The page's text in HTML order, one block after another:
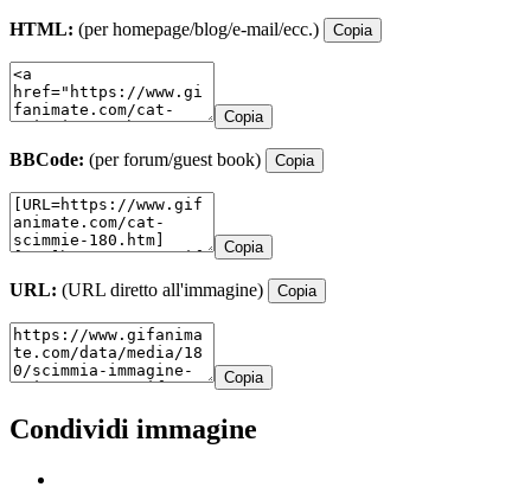
HTML: (per homepage/blog/e-mail/ecc.) Copia
Copia
BBCode: (per forum/guest book) Copia
Copia
URL: (URL diretto all'immagine) Copia
Copia
Condividi immagine